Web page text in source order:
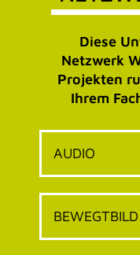
Netzwerk
Projekten
Ihrem
AUDIO
BEWEGTBILD
CORPORATE